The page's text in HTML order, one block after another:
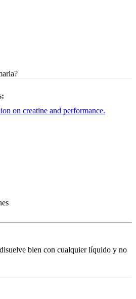
on creatine and performance.
bien con cualquier líquido y no